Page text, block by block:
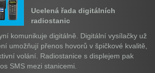
Ucelená řada digitálních
radiostanic
komunikuje digitálně. Digitální vysílačky už
umožňují přenos hovorů v špičkové kvalitě,
volání. Radiostanice s displejem pak
SMS mezi stanicemi.